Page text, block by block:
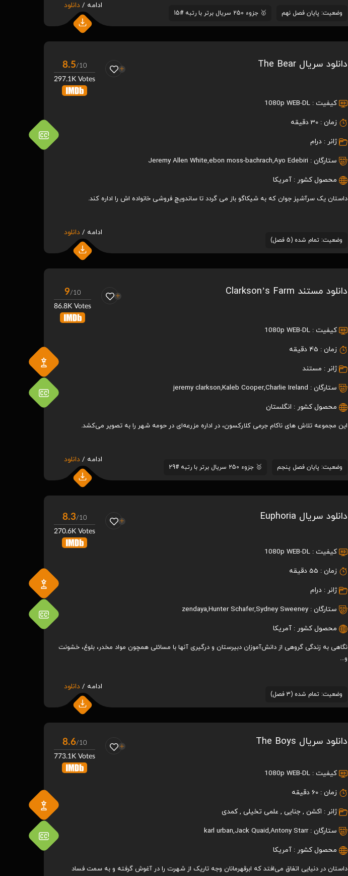
وضعیت: پایان فصل نهم 🥇 جزوء 250 سریال برتر با رتبه #15
ادامه / دانلود
8.5/10
297.1K Votes
دانلود سریال The Bear
کیفیت : 1080p WEB-DL
زمان : 30 دقیقه
ژانر : درام
ستارگان :
Jeremy Allen White,ebon moss-bachrach,Ayo Edebiri
محصول کشور : آمریکا
داستان یک سرآشپز جوان که به شیکاگو باز می گردد تا ساندویچ فروشی خانواده اش را اداره کند.
وضعیت: تمام شده (5 فصل)
ادامه / دانلود
9/10
86.8K Votes
دانلود مستند Clarkson’s Farm
کیفیت : 1080p WEB-DL
زمان : 45 دقیقه
ژانر : مستند
ستارگان :
jeremy clarkson,Kaleb Cooper,Charlie Ireland
محصول کشور : انگلستان
این مجموعه تلاش های ناکام جرمی کلارکسون، در اداره مزرعه‌ای در حومه شهر را به تصویر می‌کشد.
وضعیت: پایان فصل پنجم 🥇 جزوء 250 سریال برتر با رتبه #29
ادامه / دانلود
8.3/10
270.6K Votes
دانلود سریال Euphoria
کیفیت : 1080p WEB-DL
زمان : 55 دقیقه
ژانر : درام
ستارگان :
zendaya,Hunter Schafer,Sydney Sweeney
محصول کشور : آمریکا
نگاهی به زندگی گروهی از دانش‌آموزان دبیرستان و درگیری آنها با مسائلی همچون مواد مخدر، بلوغ، خشونت
و...
وضعیت: تمام شده (3 فصل)
ادامه / دانلود
8.6/10
773.1K Votes
دانلود سریال The Boys
کیفیت : 1080p WEB-DL
زمان : 60 دقیقه
ژانر : اکشن, جنایی, علمی تخیلی, کمدی
ستارگان :
karl urban,Jack Quaid,Antony Starr
محصول کشور : آمریکا
داستان در دنیایی اتفاق می‌افتد که ابرقهرمانان وجه تاریک از شهرت را در آغوش گرفته و به سمت فساد
Verse 2023